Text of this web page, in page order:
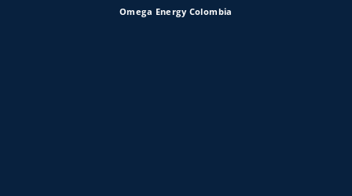
Omega Energy Colombia